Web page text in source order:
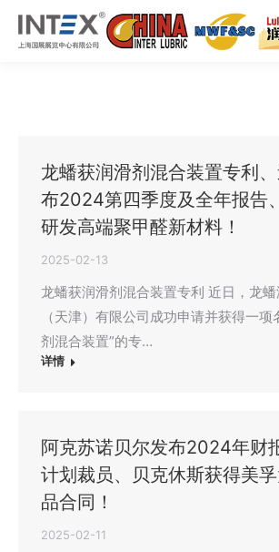
龙蟠获润滑剂混合装置专利
布2024第四季度及全年报告
研发高端聚甲醛新材料！
2025-02-13
龙蟠获润滑剂混合装置专利 近日，龙
（天津）有限公司成功申请并获得一项
剂混合装置”的专…
详情
阿克苏诺贝尔发布2024年财
计划裁员、贝克休斯获得美
品合同！
2025-02-11